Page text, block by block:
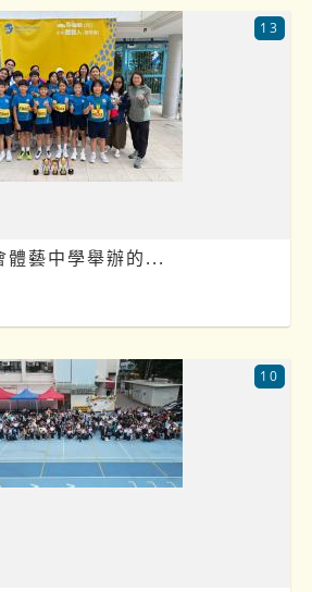
體藝中學舉辦的...
13
10